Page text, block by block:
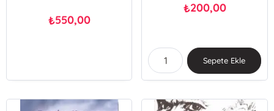
₺550,00
₺200,00
Sepete Ekle